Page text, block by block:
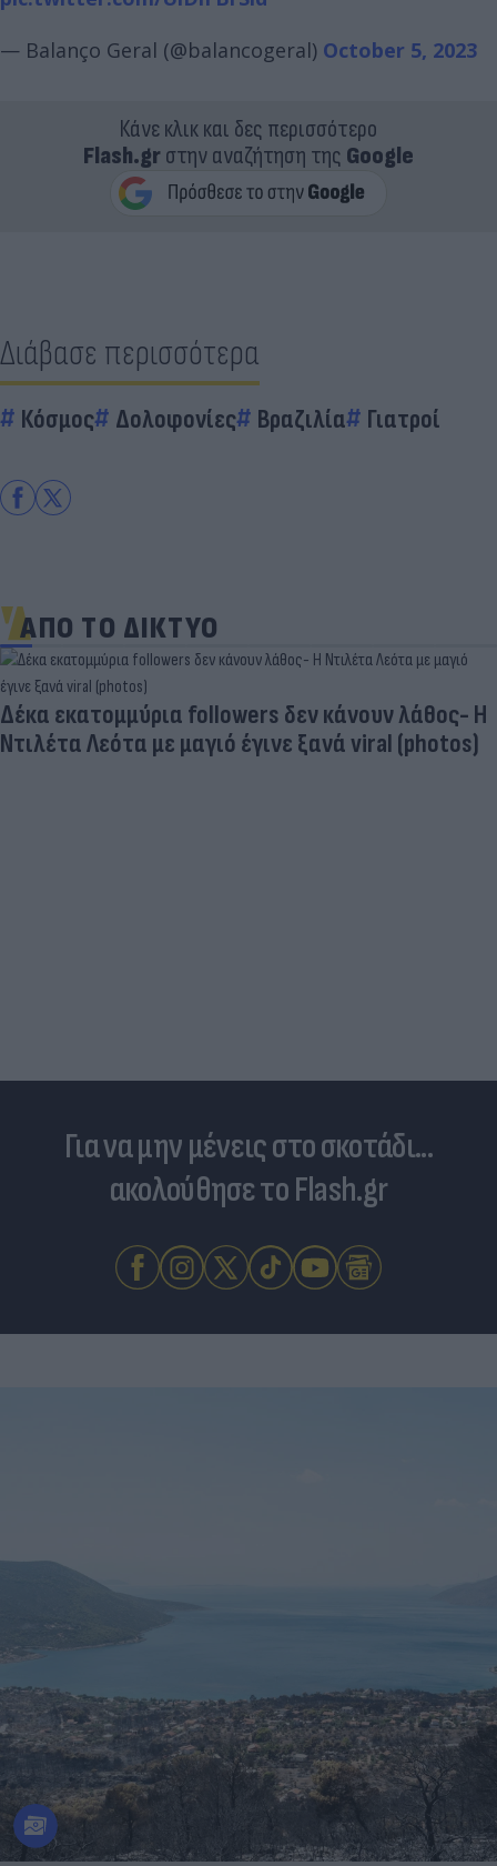
— Balanço Geral (@balancogeral) October 5, 2023
Κάνε κλικ και δες περισσότερο
Flash.grστην αναζήτηση της Google
Διάβασε περισσότερα
Κόσμος Δολοφονίες Βραζιλία Γιατροί
ΑΠΟ ΤΟ ΔΙΚΤΥΟ
Δέκα εκατομμύρια followers δεν κάνουν λάθος- Η
Ντιλέτα Λεότα με μαγιό έγινε ξανά viral (photos)
Για να μην μένεις στο σκοτάδι...
ακολούθησε το Flash.gr